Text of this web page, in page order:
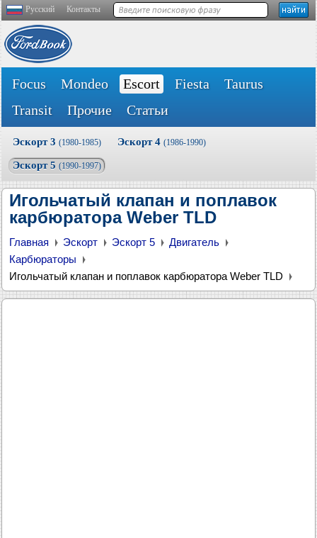
Русский Контакты
Focus Mondeo Escort Fiesta
Taurus
Transit
Прочие Статьи
Эскорт 3 (1980-1985) Эскорт 4 (1986-1990)
Эскорт 5 (1990-1997)
Игольчатый клапан и поплавок
карбюратора Weber TLD
Главная Эскорт Эскорт 5
Двигатель
Карбюраторы
Игольчатый клапан и поплавок карбюратора Weber TLD